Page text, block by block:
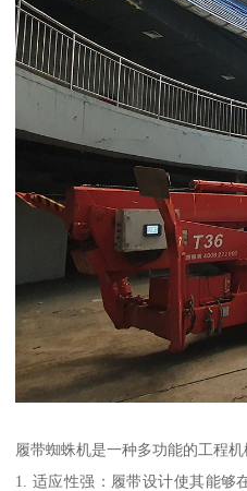
履带蜘蛛机是一种多功能的工程
1. 适应性强：履带设计使其能够